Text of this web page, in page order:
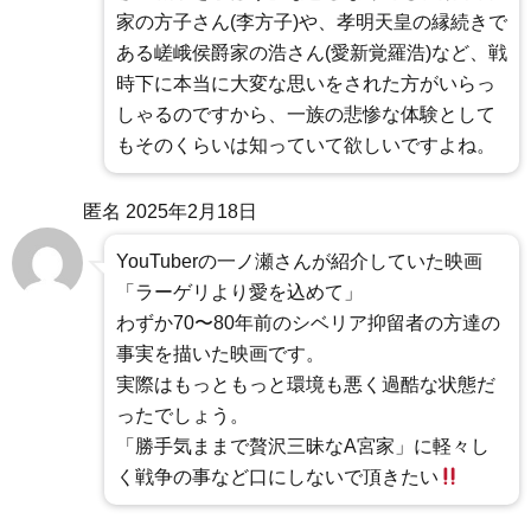
家の方子さん(李方子)や、孝明天皇の縁続きで
ある嵯峨侯爵家の浩さん(愛新覚羅浩)など、戦
時下に本当に大変な思いをされた方がいらっ
しゃるのですから、一族の悲惨な体験として
もそのくらいは知っていて欲しいですよね。
匿名 2025年2月18日
YouTuberの一ノ瀬さんが紹介していた映画
「ラーゲリより愛を込めて」
わずか70〜80年前のシベリア抑留者の方達の
事実を描いた映画です。
実際はもっともっと環境も悪く過酷な状態だ
ったでしょう。
「勝手気ままで贅沢三昧なA宮家」に軽々し
く戦争の事など口にしないで頂きたい